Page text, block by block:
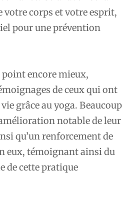
votre corps et votre esprit,
pour une prévention
encore mieux,
de ceux qui ont
grâce au yoga. Beaucoup
notable de leur
qu’un renforcement de
eux, témoignant ainsi du
de cette pratique